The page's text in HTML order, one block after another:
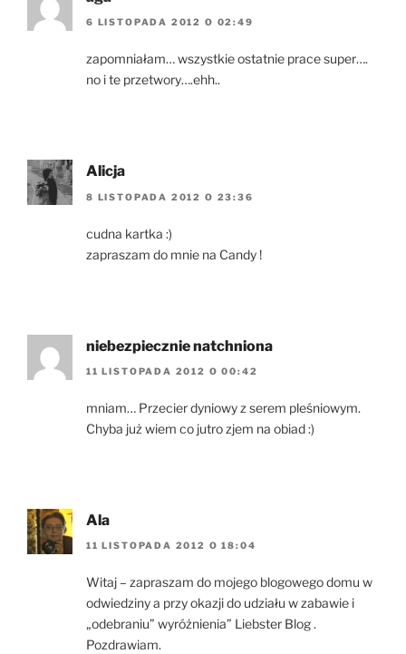
6 LISTOPADA 2012 O 02:49
zapomniałam… wszystkie ostatnie prace super….
no i te przetwory….ehh..
Alicja
8 LISTOPADA 2012 O 23:36
cudna kartka :)
zapraszam do mnie na Candy !
niebezpiecznie natchniona
11 LISTOPADA 2012 O 00:42
mniam… Przecier dyniowy z serem pleśniowym.
Chyba już wiem co jutro zjem na obiad :)
Ala
11 LISTOPADA 2012 O 18:04
Witaj – zapraszam do mojego blogowego domu w
odwiedziny a przy okazji do udziału w zabawie i
„odebraniu” wyróżnienia” Liebster Blog .
Pozdrawiam.